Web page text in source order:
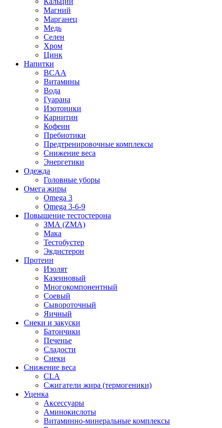
Магний
Марганец
Медь
Селен
Хром
Цинк
Напитки
BCAA
Витамины
Вода
Гуарана
Изотоники
Карнитин
Кофеин
Пребиотики
Предтренировочные комплексы
Снижение веса
Энергетики
Одежда
Головные уборы
Омега жиры
Omega 3
Omega 3-6-9
Повышение тестостерона
ЗМА (ZMA)
Мака
Тестобустер
Экдистерон
Протеин
Изолят
Казеиновый
Многокомпонентный
Соевый
Сывороточный
Яичный
Снеки и закуски
Батончики
Печенье
Сладости
Снеки
Снижение веса
CLA
Сжигатели жира (термогеники)
Уценка
Аксессуары
Аминокислоты
Витаминно-минеральные комплексы